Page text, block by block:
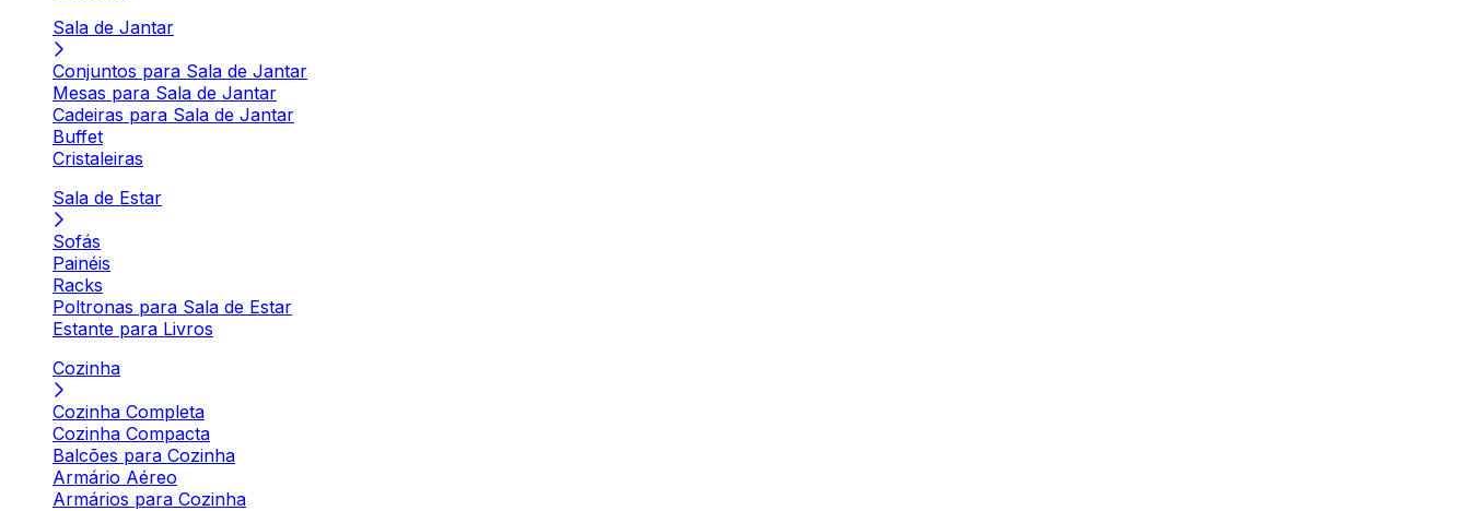
Sala de Jantar
Conjuntos para Sala de Jantar
Mesas para Sala de Jantar
Cadeiras para Sala de Jantar
Buffet
Cristaleiras
Sala de Estar
Sofás
Painéis
Racks
Poltronas para Sala de Estar
Estante para Livros
Cozinha
Cozinha Completa
Cozinha Compacta
Balcões para Cozinha
Armário Aéreo
Armários para Cozinha